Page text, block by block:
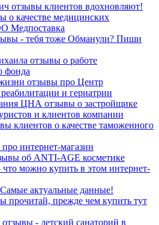
отзывы клиентов вдохновляют!
о качестве медицинских
Медпоставка
- тебя тоже Обманули? Пиши
отзывы о работе
фонда
отзывы про Центр
и гериатрии
ЦНА отзывы о застройщике
и клиентов компании
клиентов о качестве таможенного
интернет-магазин
об ANTI-AGE косметике
можно купить в этом интернет-
актуальные данные!
прочитай, прежде чем купить тут
- детский санаторий в